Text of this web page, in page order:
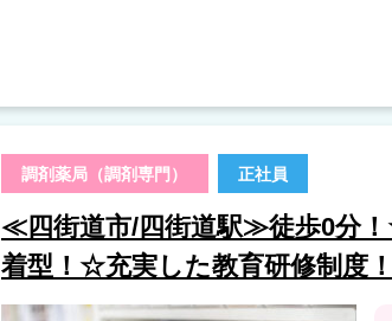
調剤薬局（調剤専門） 正社員
≪四街道市/四街道駅≫徒歩0分
着型！☆充実した教育研修制度！